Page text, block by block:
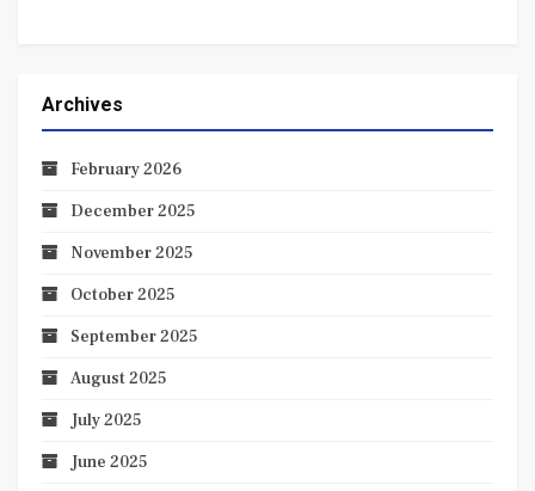
Archives
February 2026
December 2025
November 2025
October 2025
September 2025
August 2025
July 2025
June 2025